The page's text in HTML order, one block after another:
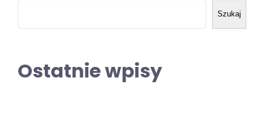
Szukaj
Ostatnie wpisy